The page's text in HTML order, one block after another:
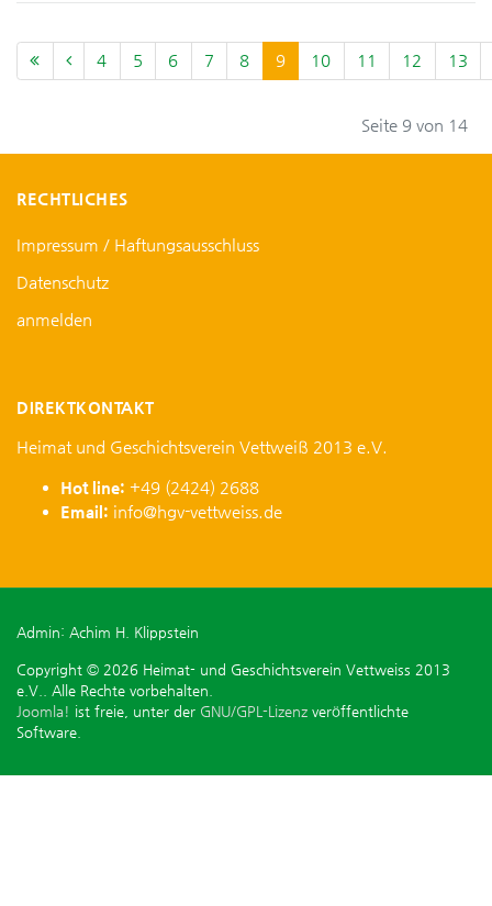
4 5 6 7 8 9 10 11 12 13
Seite 9 von 14
RECHTLICHES
Impressum / Haftungsausschluss
Datenschutz
anmelden
DIREKTKONTAKT
Heimat und Geschichtsverein Vettweiß 2013 e.V.
Hot line: +49 (2424) 2688
Email: info@hgv-vettweiss.de
Admin: Achim H. Klippstein
Copyright © 2026 Heimat- und Geschichtsverein Vettweiss 2013
e.V.. Alle Rechte vorbehalten.
Joomla! ist freie, unter der GNU/GPL-Lizenz veröffentlichte
Software.